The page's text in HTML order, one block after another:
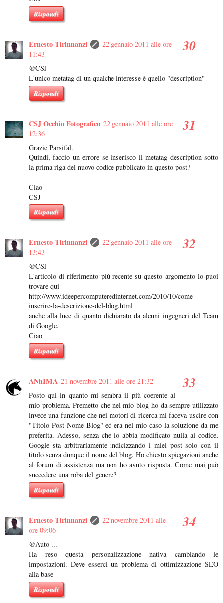
Rispondi
Ernesto Tirinnanzi
22 gennaio 2011 alle ore
11:43
@CSJ
L'unico metatag di un qualche interesse è quello "description"
Rispondi
CSJ Occhio Fotografico 22 gennaio 2011 alle ore
12:36
Grazie Parsifal.
Quindi, faccio un errore se inserisco il metatag description sotto
la prima riga del nuovo codice pubblicato in questo post?
Ciao
CSJ
Rispondi
Ernesto Tirinnanzi
22 gennaio 2011 alle ore
13:43
@CSJ
L'articolo di riferimento più recente su questo argomento lo puoi
trovare qui
http://www.ideepercomputeredinternet.com/2010/10/come-
inserire-la-descrizione-del-blog.html
anche alla luce di quanto dichiarato da alcuni ingegneri del Team
di Google.
Ciao
Rispondi
ANhIMA 21 novembre 2011 alle ore 21:32
Posto qui in quanto mi sembra il più coerente al
mio problema. Premetto che nel mio blog ho da sempre utilizzato
invece una funzione che nei motori di ricerca mi faceva uscire con
"Titolo Post-Nome Blog" ed era nel mio caso la soluzione da me
preferita. Adesso, senza che io abbia modificato nulla al codice,
Google sta arbitrariamente indicizzando i miei post solo con il
titolo senza dunque il nome del blog. Ho chiesto spiegazioni anche
al forum di assistenza ma non ho avuto risposta. Come mai può
succedere una roba del genere?
Rispondi
Ernesto Tirinnanzi
22 novembre 2011 alle
ore 09:06
@Auto ...
Ha reso questa personalizzazione nativa cambiando le
impostazioni. Deve esserci un problema di ottimizzazione SEO
alla base
Rispondi